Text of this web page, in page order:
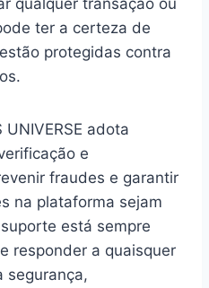
ter a certeza de
protegidas contra
UNIVERSE adota
e
fraudes e garantir
na plataforma sejam
está sempre
responder a quaisquer
segurança,